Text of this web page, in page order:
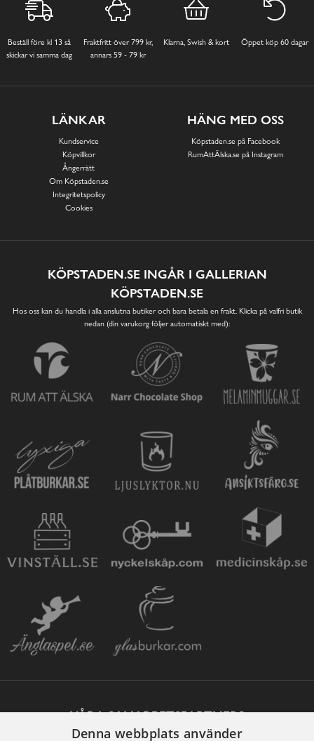
Beställ före kl 13 så
skickar vi samma dag
Fraktfritt över 799 kr,
annars 59 - 79 kr
Klarna, Swish & kort Öppet köp 60 dagar
LÄNKAR
Kundservice
Köpvillkor
Ångerrätt
Om Köpstaden.se
Integritetspolicy
Cookies
HÄNG MED OSS
Köpstaden.se på Facebook
RumAttÄlska.se på Instagram
KÖPSTADEN.SE INGÅR I GALLERIAN
KÖPSTADEN.SE
Hos oss kan du handla i alla anslutna butiker och bara betala en frakt. Klicka på valfri butik
nedan (din varukorg följer automatiskt med):
VÅRA SAMARBETSPARTNERS
Denna webbplats använder